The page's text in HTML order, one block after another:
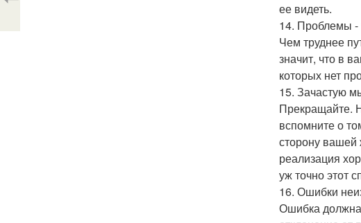
ее видеть.
14. Проблемы -
Чем труднее
значит, что в
которых нет
15. Зачастую
Прекращайте.
вспомните о
сторону
реализация
уж точно этот
16. Ошибки
Ошибка